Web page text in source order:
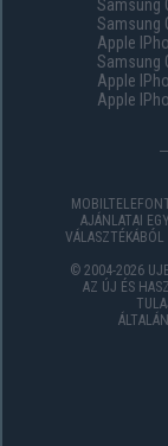
Samsung
Samsung
Apple
Samsung
Apple
Apple
AJÁNLATAI
© 2004-2026
AZ ÚJ ÉS